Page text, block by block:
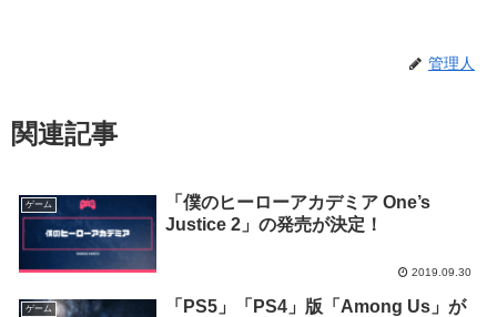
管理人
関連記事
ゲーム
「僕のヒーローアカデミア One’s
Justice 2」の発売が決定！
2019.09.30
ゲーム
「PS5」「PS4」版「Among Us」が